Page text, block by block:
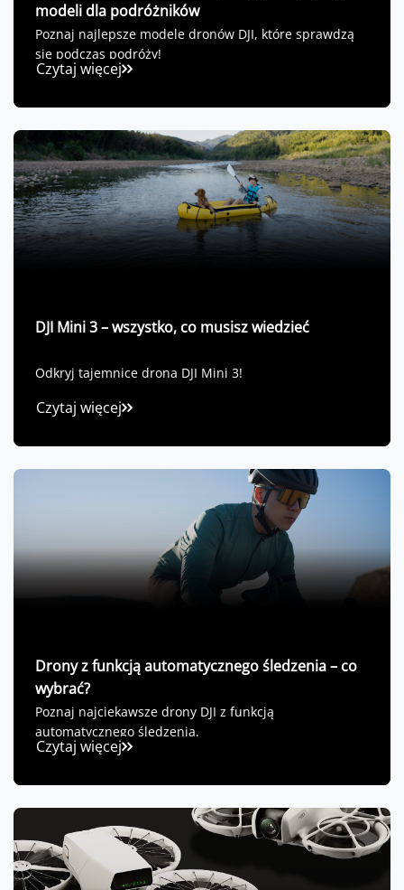
modeli dla podróżników
Poznaj najlepsze modele dronów DJI, które sprawdzą
się podczas podróży!
Czytaj więcej
DJI Mini 3 – wszystko, co musisz wiedzieć
Odkryj tajemnice drona DJI Mini 3!
Czytaj więcej
Drony z funkcją automatycznego śledzenia – co
wybrać?
Poznaj najciekawsze drony DJI z funkcją
automatycznego śledzenia.
Czytaj więcej